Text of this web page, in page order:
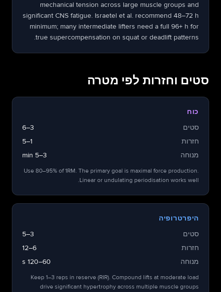
mechanical tension across large muscle groups and
significant CNS fatigue. Israetel et al. recommend 48–72 h
minimum; many intermediate lifters need a full 96+ h for
true supercompensation on squat or deadlift patterns.
סטים וחזרות לפי מטרה
כוח
סטים
3–6
חזרות
1–5
מנוחה
3–5 min
Use 80–95% of 1RM. The primary goal is maximal force production.
Linear or undulating periodisation works well.
היפרטרופיה
סטים
3–5
חזרות
6–12
מנוחה
60–120 s
Keep 1–3 reps in reserve (RIR). Compound lifts at moderate load
drive significant hypertrophy across multiple muscle groups